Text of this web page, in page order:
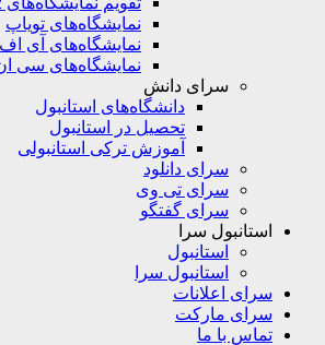
نمایشگاه‌های تویاپ
نمایشگاه‌های آی
نمایشگاه‌های سی ان
سرای دانش
دانشگاه‌های استانبول
تحصیل در استانبول
آموزش ترکی استانبولی
سرای دانلود
سرای تی وی
سرای گفتگو
استانبول سرا
استانبول
استانبول سرا
سرای اعلانات
سرای مارکت
تماس با ما